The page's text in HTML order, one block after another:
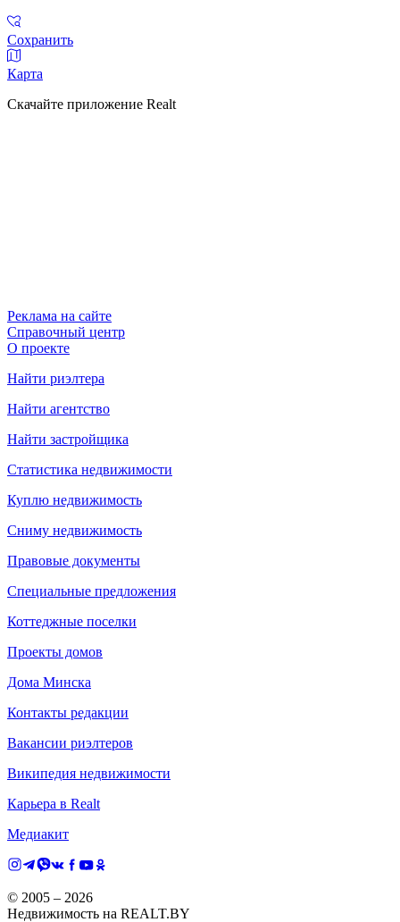
Сохранить
Карта
Скачайте приложение Realt
Реклама на сайте
Справочный центр
О проекте
Найти риэлтера
Найти агентство
Найти застройщика
Статистика недвижимости
Куплю недвижимость
Сниму недвижимость
Правовые документы
Специальные предложения
Коттеджные поселки
Проекты домов
Дома Минска
Контакты редакции
Вакансии риэлтеров
Википедия недвижимости
Карьера в Realt
Медиакит
© 2005 – 2026
Недвижимость на REALT.BY